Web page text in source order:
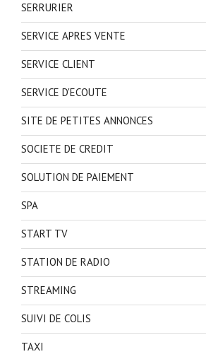
SERRURIER
SERVICE APRES VENTE
SERVICE CLIENT
SERVICE D'ECOUTE
SITE DE PETITES ANNONCES
SOCIETE DE CREDIT
SOLUTION DE PAIEMENT
SPA
START TV
STATION DE RADIO
STREAMING
SUIVI DE COLIS
TAXI